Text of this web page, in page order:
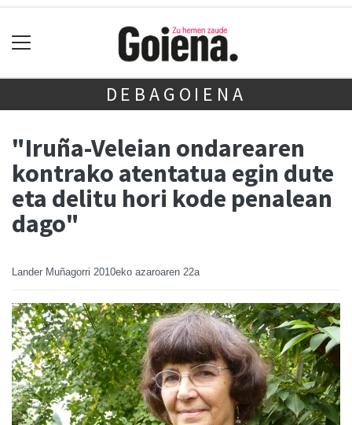
DEBAGOIENA
"Iruña-Veleian ondarearen
kontrako atentatua egin dute
eta delitu hori kode penalean
dago"
Lander Muñagorri 2010eko azaroaren 22a